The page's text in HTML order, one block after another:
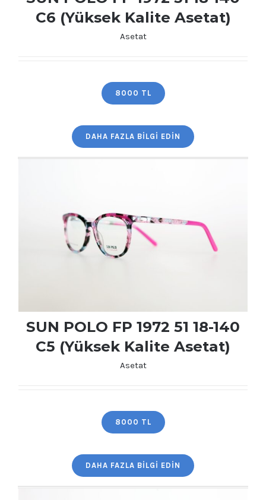
Kalite Asetat)
C6 (Yüksek Kalite Asetat)
Asetat
8000 TL
DAHA FAZLA BILGI EDIN
Kalite Asetat)
SUN POLO FP 1972 51 18-140
C5 (Yüksek Kalite Asetat)
Asetat
8000 TL
DAHA FAZLA BILGI EDIN